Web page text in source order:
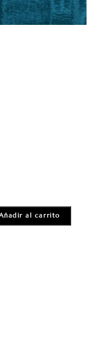
al carrito